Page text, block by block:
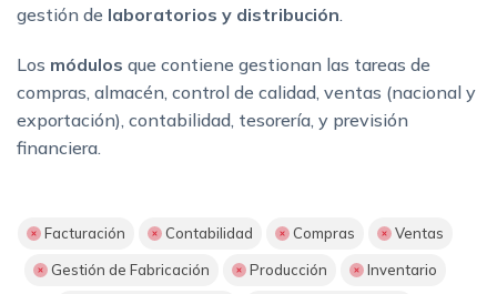
gestión de laboratorios y distribución
Los módulos que contiene gestionan las tareas de
compras, almacén, control de calidad, ventas (nacional y
exportación), contabilidad, tesorería, y previsión
financiera.
Facturación Contabilidad Compras Ventas
Gestión de Fabricación Producción Inventario